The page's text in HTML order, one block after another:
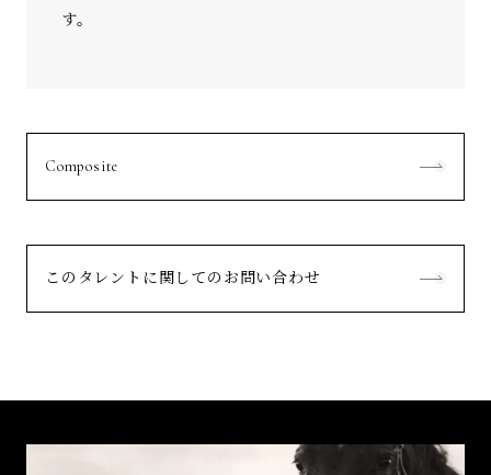
す。
Composite
このタレントに関してのお問い合わせ